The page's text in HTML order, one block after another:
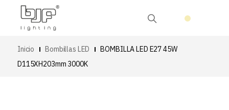
Inicio Bombillas LED
BOMBILLA LED E27 45W
D115XH203mm 3000K